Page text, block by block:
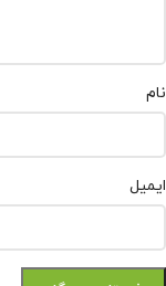
نام
ایمیل